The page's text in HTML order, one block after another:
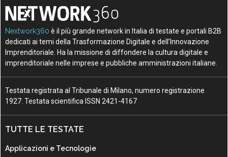
Nextwork360 è il più grande network in Italia di testate e portali B2B
dedicati ai temi della Trasformazione Digitale e dell’Innovazione
Imprenditoriale. Ha la missione di diffondere la cultura digitale e
imprenditoriale nelle imprese e pubbliche amministrazioni italiane.
Testata registrata al Tribunale di Milano, numero registrazione
1927. Testata scientifica ISSN 2421-4167
TUTTE LE TESTATE
Applicazioni e Tecnologie